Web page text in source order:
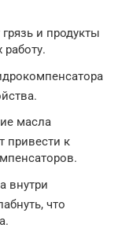
и продукты
масла
привести к
внутри
что